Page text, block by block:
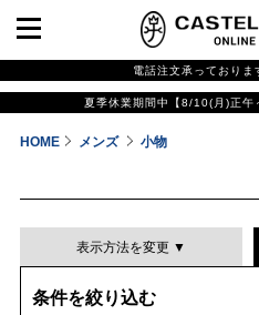
電話注文承っておりま
夏季休業期間中【8/10(月)正午
HOME メンズ 小物
表示方法を変更 ▼
条件を絞り込む